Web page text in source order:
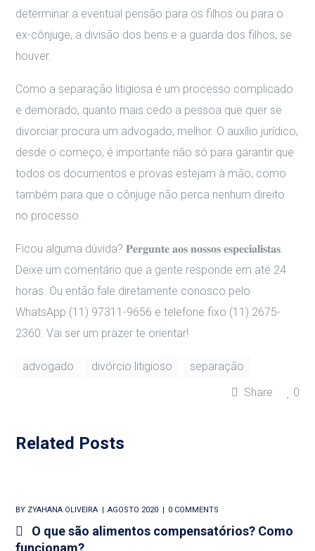
determinar a eventual pensão para os filhos ou para o
ex-cônjuge, a divisão dos bens e a guarda dos filhos, se
houver.
Como a separação litigiosa é um processo complicado
e demorado, quanto mais cedo a pessoa que quer se
divorciar procura um advogado, melhor. O auxílio jurídico,
desde o começo, é importante não só para garantir que
todos os documentos e provas estejam à mão, como
também para que o cônjuge não perca nenhum direito
no processo.
Ficou alguma dúvida? 𝐏𝐞𝐫𝐠𝐮𝐧𝐭𝐞 𝐚𝐨𝐬 𝐧𝐨𝐬𝐬𝐨𝐬 𝐞𝐬𝐩𝐞𝐜𝐢𝐚𝐥𝐢𝐬𝐭𝐚𝐬.
Deixe um comentário que a gente responde em até 24
horas. Ou então fale diretamente conosco pelo
WhatsApp (11) 97311-9656 e telefone fixo (11) 2675-
2360. Vai ser um prazer te orientar!
advogado divórcio litigioso
separação
Share
0
Related Posts
BY ZYAHANA OLIVEIRA AGOSTO 2020 0 COMMENTS
O que são alimentos compensatórios? Como
funcionam?